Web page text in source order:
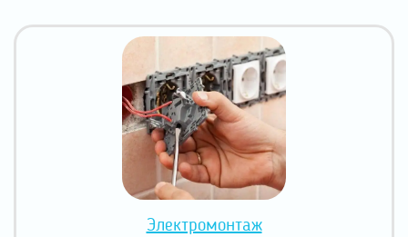
Электромонтаж